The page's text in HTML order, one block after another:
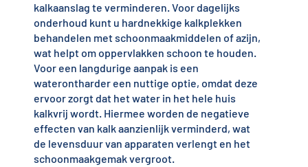
kalkaanslag te verminderen. Voor dagelijks
onderhoud kunt u hardnekkige kalkplekken
behandelen met schoonmaakmiddelen of azijn,
wat helpt om oppervlakken schoon te houden.
Voor een langdurige aanpak is een
waterontharder een nuttige optie, omdat deze
ervoor zorgt dat het water in het hele huis
kalkvrij wordt. Hiermee worden de negatieve
effecten van kalk aanzienlijk verminderd, wat
de levensduur van apparaten verlengt en het
schoonmaakgemak vergroot.